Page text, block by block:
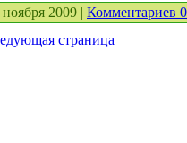
ноября 2009 | Комментариев 0
страница